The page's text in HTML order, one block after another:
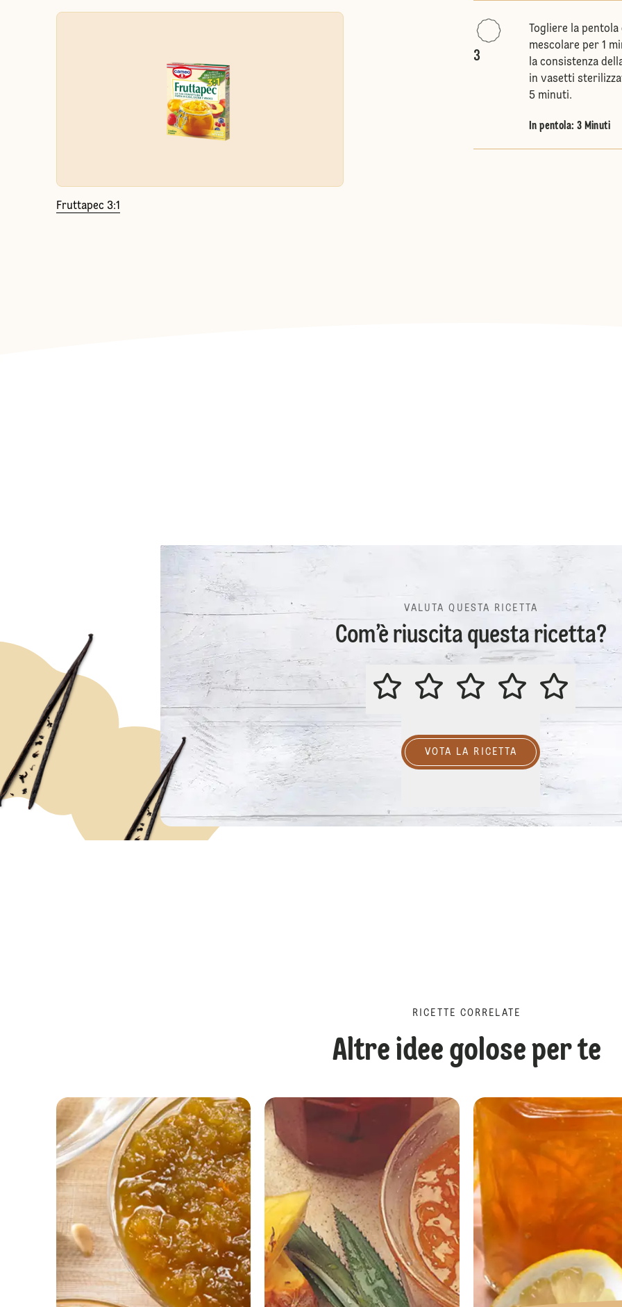
Fruttapec 3:1
3
Togliere la
mescolare per 1
la consistenza
in vasetti
5 minuti.
In pentola: 3 Minuti
VALUTA QUESTA RICETTA
Com’è riuscita questa ricetta?
VALUTA QUESTA RICETTA
VOTA LA RICETTA
RICETTE CORRELATE
Altre idee golose per te
Composta di Mele, Uvette e Pinoli